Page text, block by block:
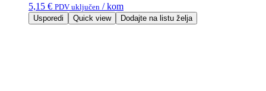
5,15 € PDV uključen / kom
Usporedi Quick view Dodajte na listu želja